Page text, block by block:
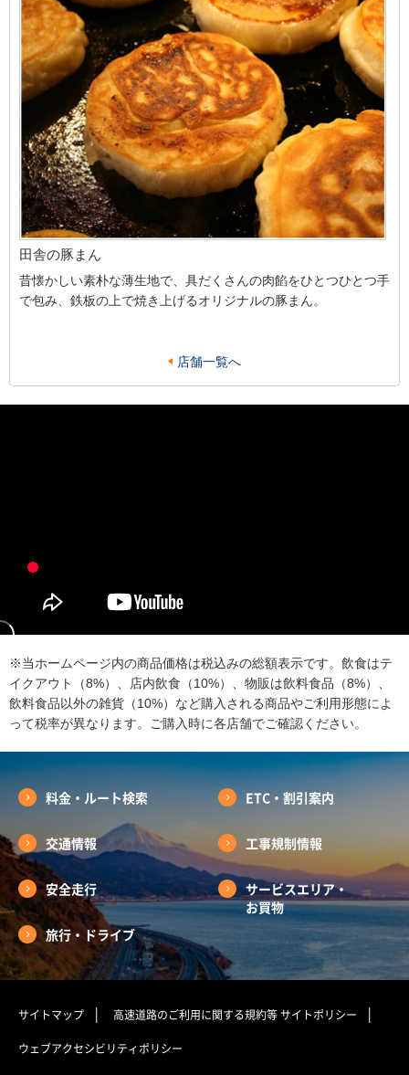
田舎の豚まん
昔懐かしい素朴な薄生地で、具だくさんの肉餡をひとつひとつ手
で包み、鉄板の上で焼き上げるオリジナルの豚まん。
店舗一覧へ
※当ホームページ内の商品価格は税込みの総額表示です。飲食はテ
イクアウト（8%）、店内飲食（10%）、物販は飲料食品（8%）、
飲料食品以外の雑貨（10%）など購入される商品やご利用形態によ
って税率が異なります。ご購入時に各店舗でご確認ください。
料金・ルート検索 ETC・割引案内
交通情報 工事規制情報
安全走行
サービスエリア・
お買物
旅行・ドライブ
サイトマップ 高速道路のご利用に関する規約等サイトポリシー
ウェブアクセシビリティポリシー